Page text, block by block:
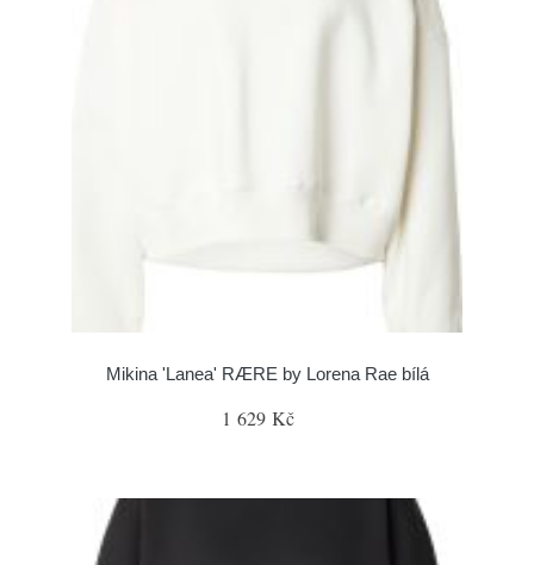
Mikina 'Lanea' RÆRE by Lorena Rae bílá
1 629 Kč